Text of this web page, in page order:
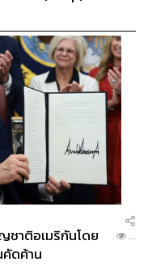
ชาติอเมริกันโดย
ดค้าน
...